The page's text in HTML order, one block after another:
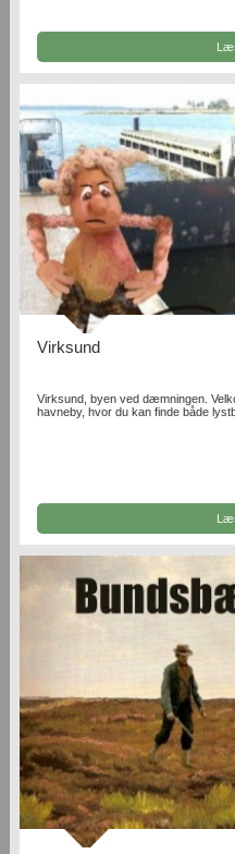
Virksund
Virksund, byen ved dæmningen.
havneby, hvor du kan finde både